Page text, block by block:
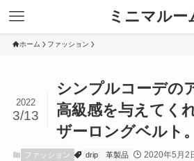
ミニマルー
ホーム ファッション
シンプルコーデの
高級感を与えてく
ザーロングベルト。
2022
3/13
ファッション drip 革製品 2020年5月2